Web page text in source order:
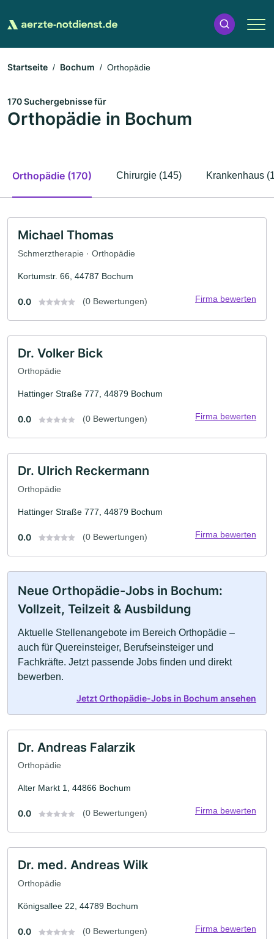
Startseite Bochum Orthopädie
170 Suchergebnisse für
Orthopädie in Bochum
Orthopädie (170) Chirurgie (145) Krankenhaus
Michael Thomas
Schmerztherapie · Orthopädie
Kortumstr. 66, 44787 Bochum
0.0 (0 Bewertungen) Firma bewerten
Dr. Volker Bick
Orthopädie
Hattinger Straße 777, 44879 Bochum
0.0 (0 Bewertungen) Firma bewerten
Dr. Ulrich Reckermann
Orthopädie
Hattinger Straße 777, 44879 Bochum
0.0 (0 Bewertungen) Firma bewerten
Neue Orthopädie-Jobs in Bochum:
Vollzeit, Teilzeit & Ausbildung
Aktuelle Stellenangebote im Bereich Orthopädie –
auch für Quereinsteiger, Berufseinsteiger und
Fachkräfte. Jetzt passende Jobs finden und direkt
bewerben.
Jetzt Orthopädie-Jobs in Bochum ansehen
Dr. Andreas Falarzik
Orthopädie
Alter Markt 1, 44866 Bochum
0.0 (0 Bewertungen) Firma bewerten
Dr. med. Andreas Wilk
Orthopädie
Königsallee 22, 44789 Bochum
0.0 (0 Bewertungen) Firma bewerten